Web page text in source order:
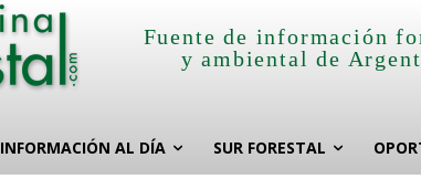
Fuente de información
y ambiental de
INFORMACIÓN AL DÍA SUR FORESTAL